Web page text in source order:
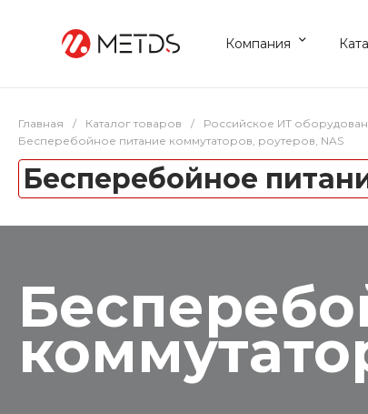
Компания
Главная / Каталог товаров / Российское ИТ
Бесперебойное питание коммутаторов, роутеров, NAS
Бесперебойное